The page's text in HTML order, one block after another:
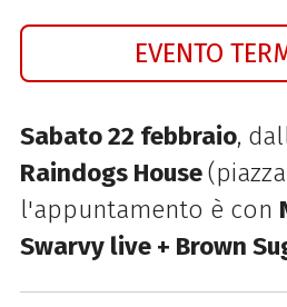
EVENTO
Sabato 22 febbraio,
Raindogs House
l'appuntamento è con
Swarvy live + Brown